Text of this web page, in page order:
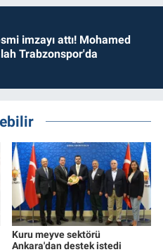
imzayı attı! Mohamed
Trabzonspor'da
Kuru meyve sektörü
Ankara'dan destek istedi